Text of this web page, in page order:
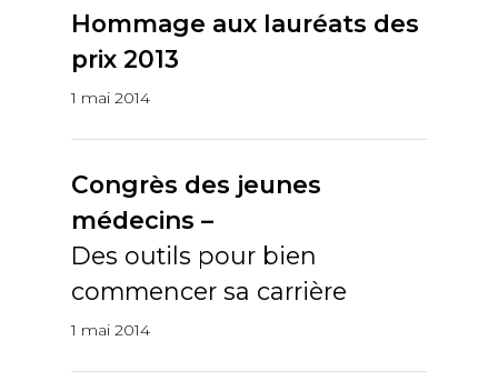
Hommage aux lauréats des
prix 2013
1 mai 2014
Congrès des jeunes
médecins –
Des outils pour bien
commencer sa carrière
1 mai 2014